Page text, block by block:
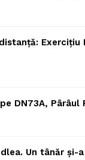
Exercițiu
DN73A, Pârâul
Un tânăr și-